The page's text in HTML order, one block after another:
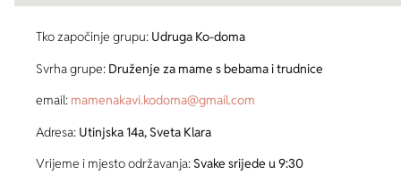
Tko započinje grupu: Udruga Ko-doma
Svrha grupe: Druženje za mame s bebama i trudnice
email: mamenakavi.kodoma@gmail.com
Adresa: Utinjska 14a, Sveta Klara
Vrijeme i mjesto održavanja: Svake srijede u 9:30